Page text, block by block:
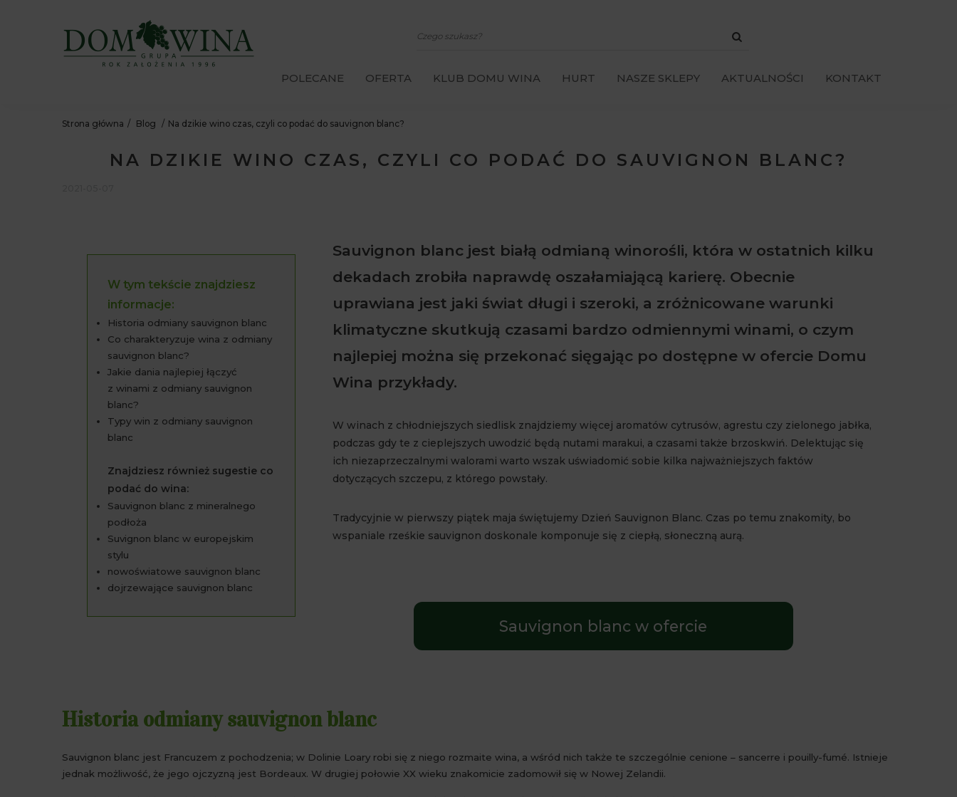
POLECANE OFERTA KLUB DOMU WINA HURT NASZE SKLEPY AKTUALNOŚCI KONTAKT
Strona główna Blog Na dzikie wino czas, czyli co podać do sauvignon blanc?
NA DZIKIE WINO CZAS, CZYLI CO PODAĆ DO SAUVIGNON BLANC?
W tym tekście znajdziesz
informacje:
Historia odmiany sauvignon blanc
Co charakteryzuje wina z odmiany
sauvignon blanc?
Jakie dania najlepiej łączyć
z winami z odmiany sauvignon
blanc?
Typy win z odmiany sauvignon
blanc
Znajdziesz również sugestie co
podać do wina:
Sauvignon blanc z mineralnego
podłoża
Suvignon blanc w europejskim
stylu
nowoświatowe sauvignon blanc
dojrzewające sauvignon blanc
Sauvignon blanc jest białą odmianą winorośli, która w ostatnich kilku
dekadach zrobiła naprawdę oszałamiającą karierę. Obecnie
uprawiana jest jaki świat długi i szeroki, a zróżnicowane warunki
klimatyczne skutkują czasami bardzo odmiennymi winami, o czym
najlepiej można się przekonać sięgając po dostępne w ofercie Domu
Wina przykłady.
W winach z chłodniejszych siedlisk znajdziemy więcej aromatów cytrusów, agrestu czy zielonego jabłka,
podczas gdy te z cieplejszych uwodzić będą nutami marakui, a czasami także brzoskwiń. Delektując się
ich niezaprzeczalnymi walorami warto wszak uświadomić sobie kilka najważniejszych faktów
dotyczących szczepu, z którego powstały.
Tradycyjnie w pierwszy piątek maja świętujemy Dzień Sauvignon Blanc. Czas po temu znakomity, bo
wspaniale rześkie sauvignon doskonale komponuje się z ciepłą, słoneczną aurą.
Sauvignon blanc w ofercie
Historia odmiany sauvignon blanc
Sauvignon blanc jest Francuzem z pochodzenia; w Dolinie Loary robi się z niego rozmaite wina, a wśród nich także te szczególnie cenione – sancerre i pouilly-fumé. Istnieje
jednak możliwość, że jego ojczyzną jest Bordeaux. W drugiej połowie XX wieku znakomicie zadomowił się w Nowej Zelandii.